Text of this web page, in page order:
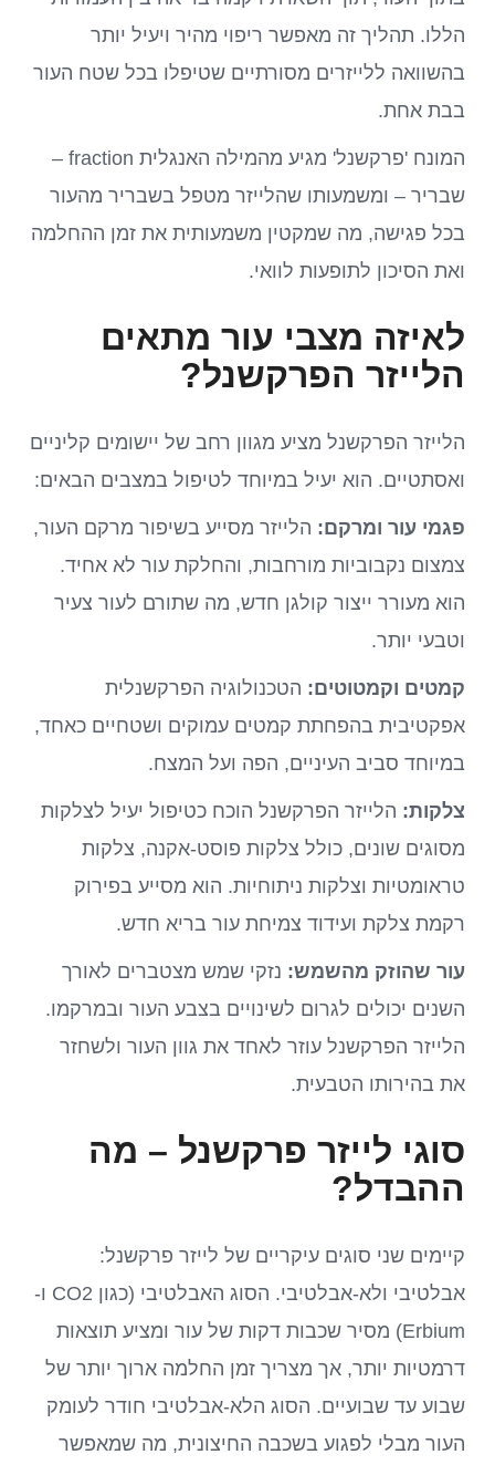
הללו. תהליך זה מאפשר ריפוי מהיר ויעיל יותר
בהשוואה ללייזרים מסורתיים שטיפלו בכל שטח העור
בבת אחת.
המונח 'פרקשנל' מגיע מהמילה האנגלית fraction –
שבריר – ומשמעותו שהלייזר מטפל בשבריר מהעור
בכל פגישה, מה שמקטין משמעותית את זמן ההחלמה
ואת הסיכון לתופעות לוואי.
לאיזה מצבי עור מתאים
הלייזר הפרקשנל?
הלייזר הפרקשנל מציע מגוון רחב של יישומים קליניים
ואסתטיים. הוא יעיל במיוחד לטיפול במצבים הבאים:
פגמי עור ומרקם: הלייזר מסייע בשיפור מרקם העור,
צמצום נקבוביות מורחבות, והחלקת עור לא אחיד.
הוא מעורר ייצור קולגן חדש, מה שתורם לעור צעיר
וטבעי יותר.
קמטים וקמטוטים: הטכנולוגיה הפרקשנלית
אפקטיבית בהפחתת קמטים עמוקים ושטחיים כאחד,
במיוחד סביב העיניים, הפה ועל המצח.
צלקות: הלייזר הפרקשנל הוכח כטיפול יעיל לצלקות
מסוגים שונים, כולל צלקות פוסט-אקנה, צלקות
טראומטיות וצלקות ניתוחיות. הוא מסייע בפירוק
רקמת צלקת ועידוד צמיחת עור בריא חדש.
עור שהוזק מהשמש: נזקי שמש מצטברים לאורך
השנים יכולים לגרום לשינויים בצבע העור ובמרקמו.
הלייזר הפרקשנל עוזר לאחד את גוון העור ולשחזר
את בהירותו הטבעית.
סוגי לייזר פרקשנל – מה
ההבדל?
קיימים שני סוגים עיקריים של לייזר פרקשנל:
אבלטיבי ולא-אבלטיבי. הסוג האבלטיבי (כגון CO2 ו-
Erbium) מסיר שכבות דקות של עור ומציע תוצאות
דרמטיות יותר, אך מצריך זמן החלמה ארוך יותר של
שבוע עד שבועיים. הסוג הלא-אבלטיבי חודר לעומק
העור מבלי לפגוע בשכבה החיצונית, מה שמאפשר